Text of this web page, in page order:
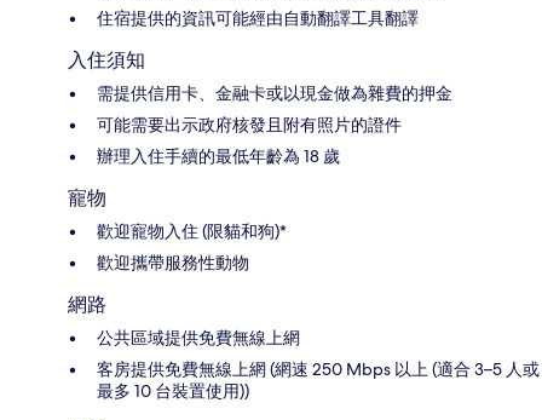
住宿提供的資訊可能經由自動翻譯工具翻譯
入住須知
需提供信用卡、金融卡或以現金做為雜費的押金
可能需要出示政府核發且附有照片的證件
辦理入住手續的最低年齡為 18 歲
寵物
歡迎寵物入住 (限貓和狗)*
歡迎攜帶服務性動物
網路
公共區域提供免費無線上網
客房提供免費無線上網 (網速 250 Mbps 以上 (適合 3–5 人或
最多 10 台裝置使用))